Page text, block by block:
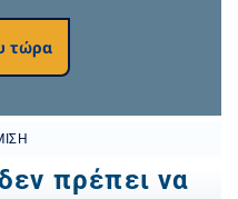
τώρα
πρέπει να